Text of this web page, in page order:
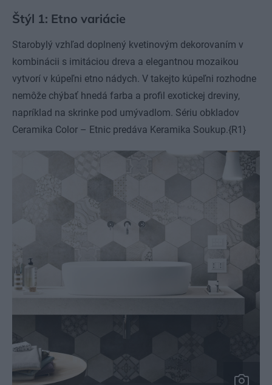
Štýl 1: Etno variácie
Starobylý vzhľad doplnený kvetinovým dekorovaním v
kombinácii s imitáciou dreva a elegantnou mozaikou
vytvorí v kúpeľni etno nádych. V takejto kúpeľni rozhodne
nemôže chýbať hnedá farba a profil exotickej dreviny,
napríklad na skrinke pod umývadlom. Sériu obkladov
Ceramika Color – Etnic predáva Keramika Soukup.{R1}